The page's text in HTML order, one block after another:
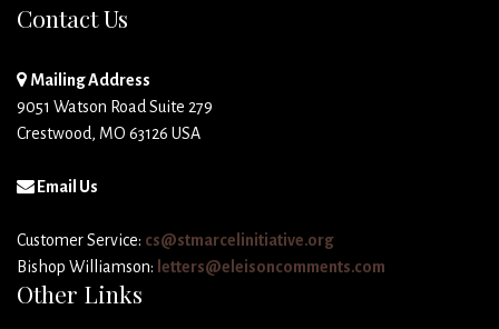
Contact Us
Mailing Address
9051 Watson Road Suite 279
Crestwood, MO 63126 USA
Email Us
Customer Service: cs@stmarcelinitiative.org
Bishop Williamson: letters@eleisoncomments.com
Other Links